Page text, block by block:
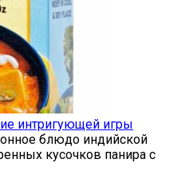
интригующей игры
блюдо индийской
кусочков панира с